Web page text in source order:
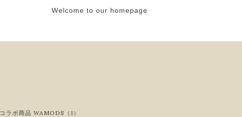
Welcome to our homepage
コラボ商品 WAMODS（1）